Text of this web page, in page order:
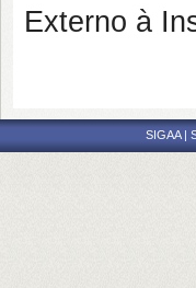
Externo à
SIGAA |